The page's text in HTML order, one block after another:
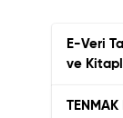
E-Veri
ve